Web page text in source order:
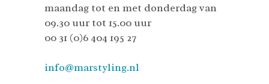
maandag tot en met donderdag van
09.30 uur tot 15.00 uur
00 31 (0)6 404 195 27
info@marstyling.nl